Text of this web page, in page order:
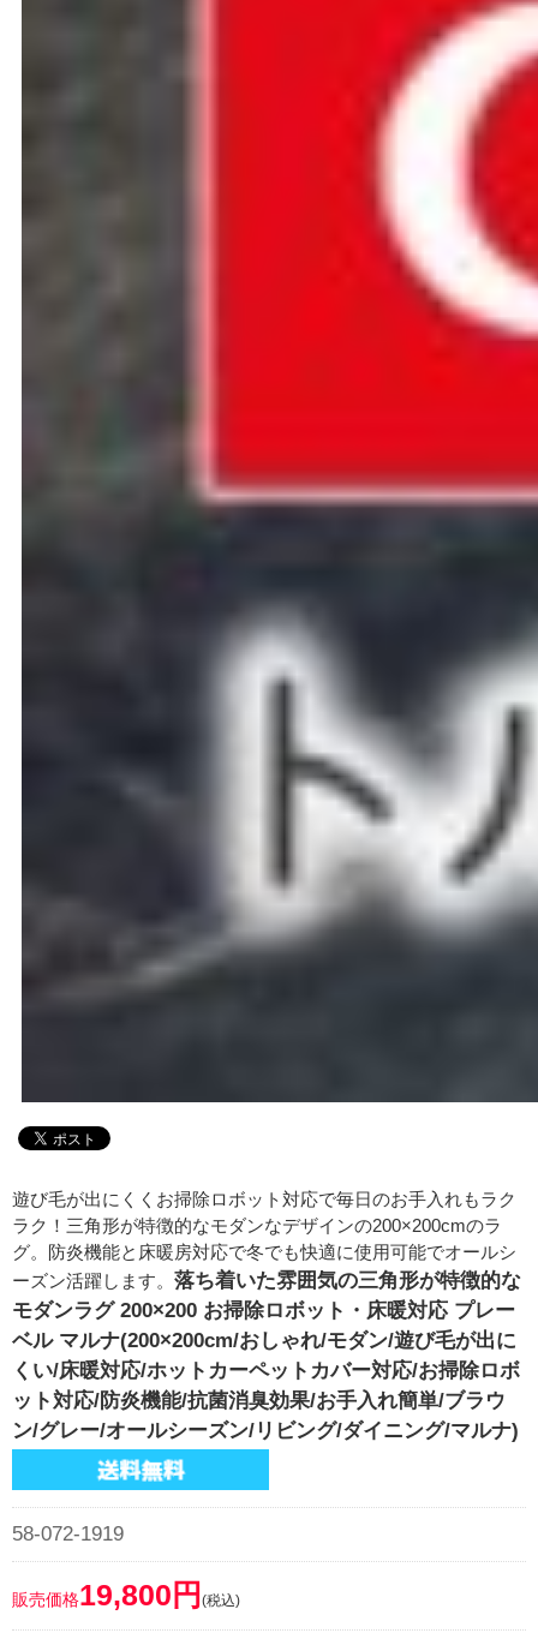
遊び毛が出にくくお掃除ロボット対応で毎日のお手入れもラク
ラク！三角形が特徴的なモダンなデザインの200×200cmのラ
グ。防炎機能と床暖房対応で冬でも快適に使用可能でオールシ
ーズン活躍します。 落ち着いた雰囲気の三角形が特徴的な
モダンラグ 200×200 お掃除ロボット・床暖対応 プレー
ベル マルナ(200×200cm/おしゃれ/モダン/遊び毛が出に
くい/床暖対応/ホットカーペットカバー対応/お掃除ロボ
ット対応/防炎機能/抗菌消臭効果/お手入れ簡単/ブラウ
ン/グレー/オールシーズン/リビング/ダイニング/マルナ)
58-072-1919
販売価格19,800円 (税込)